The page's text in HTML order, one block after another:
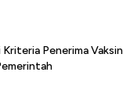
Penerima Vaksin